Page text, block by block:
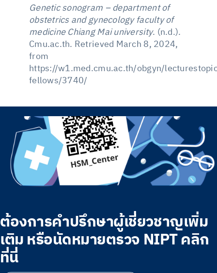
Genetic sonogram – department of
obstetrics and gynecology faculty of
medicine Chiang Mai university. (n.d.).
Cmu.ac.th. Retrieved March 8, 2024,
from
https://w1.med.cmu.ac.th/obgyn/
fellows/3740/
ต้องการคำปรึกษาผู้เชี่ยวชาญเพิ่ม
เติม หรือนัดหมายตรวจ NIPT คลิก
ที่นี่